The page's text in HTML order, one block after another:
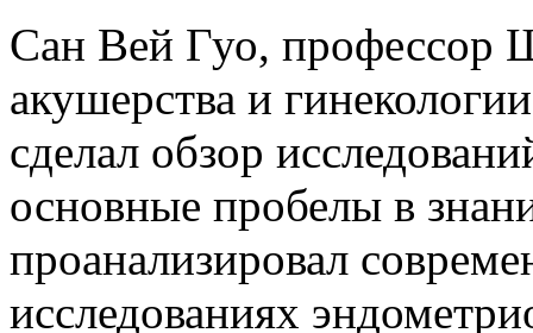
Сан Вей Гуо, профессор
акушерства и
сделал обзор
основные пробелы в
проанализировал
исследованиях